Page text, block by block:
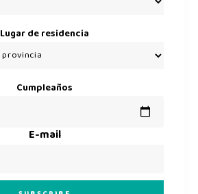
Lugar de residencia
Cumpleaños
E-mail